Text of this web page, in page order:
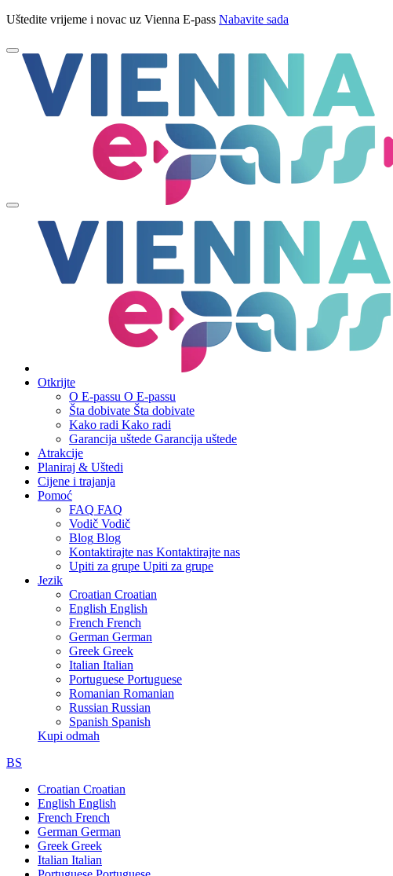
Uštedite vrijeme i novac uz Vienna E-pass Nabavite sada
Otkrijte
O E-passu O E-passu
Šta dobivate Šta dobivate
Kako radi Kako radi
Garancija uštede Garancija uštede
Atrakcije
Planiraj & Uštedi
Cijene i trajanja
Pomoć
FAQ FAQ
Vodič Vodič
Blog Blog
Kontaktirajte nas Kontaktirajte nas
Upiti za grupe Upiti za grupe
Jezik
Croatian Croatian
English English
French French
German German
Greek Greek
Italian Italian
Portuguese Portuguese
Romanian Romanian
Russian Russian
Spanish Spanish
Kupi odmah
BS
Croatian Croatian
English English
French French
German German
Greek Greek
Italian Italian